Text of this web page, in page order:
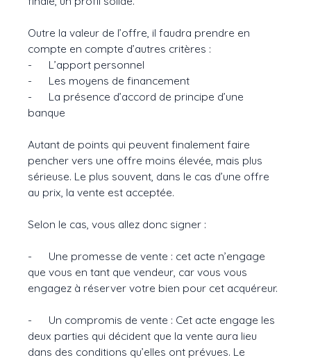
Outre la valeur de l’offre, il faudra prendre en
compte en compte d’autres critères :
- L’apport personnel
- Les moyens de financement
- La présence d’accord de principe d’une
banque
Autant de points qui peuvent finalement faire
pencher vers une offre moins élevée, mais plus
sérieuse. Le plus souvent, dans le cas d’une offre
au prix, la vente est acceptée.
Selon le cas, vous allez donc signer :
- Une promesse de vente : cet acte n’engage
que vous en tant que vendeur, car vous vous
engagez à réserver votre bien pour cet acquéreur.
- Un compromis de vente : Cet acte engage les
deux parties qui décident que la vente aura lieu
dans des conditions qu’elles ont prévues. Le